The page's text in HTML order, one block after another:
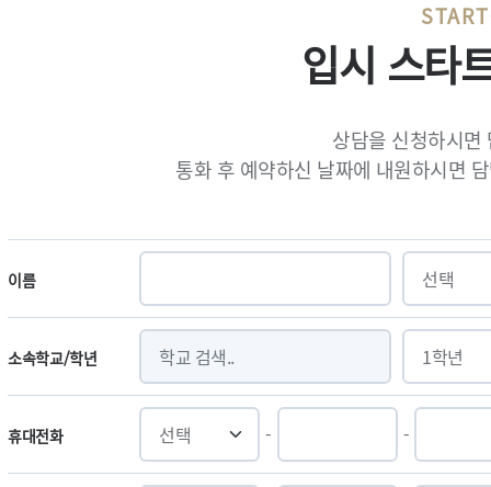
입시 스타
상담을 신청하시면
통화 후 예약하신 날짜에 내원하시면
이름
소속학교/학년
휴대전화 - -